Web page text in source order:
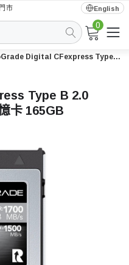
市 English
0
ProGrade Digital CFexpress Type B 2.0 Memory Card Cobalt 記憶卡 165GB
Type B 2.0
卡 165GB